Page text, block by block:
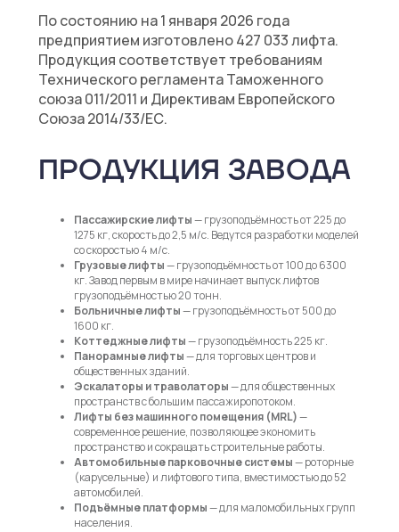
По состоянию на 1 января 2026 года
предприятием изготовлено 427 033 лифта.
Продукция соответствует требованиям
Технического регламента Таможенного
союза 011/2011 и Директивам Европейского
Союза 2014/33/ЕС.
ПРОДУКЦИЯ ЗАВОДА
Пассажирские лифты— грузоподъёмность от 225 до
1275 кг, скорость до 2,5 м/с. Ведутся разработки моделей
со скоростью 4 м/с.
Грузовые лифты— грузоподъёмность от 100 до 6300
кг. Завод первым в мире начинает выпуск лифтов
грузоподъёмностью 20 тонн.
Больничные лифты— грузоподъёмность от 500 до
1600 кг.
Коттеджные лифты— грузоподъёмность 225 кг.
Панорамные лифты— для торговых центров и
общественных зданий.
Эскалаторы и траволаторы— для общественных
пространств с большим пассажиропотоком.
Лифты без машинного помещения (MRL)—
современное решение, позволяющее экономить
пространство и сокращать строительные работы.
Автомобильные парковочные системы— роторные
(карусельные) и лифтового типа, вместимостью до 52
автомобилей.
Подъёмные платформы— для маломобильных групп
населения.